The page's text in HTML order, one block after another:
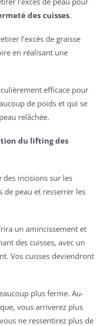
des cuisses.
l’excès de graisse
en réalisant une
efficace pour
de poids et qui se
relâchée.
du lifting des
des incisions sur les
peau et resserrer les
un amincissement et
des cuisses, avec un
Vos cuisses deviendront
plus ferme. Au-
vous arriverez plus
ne ressentirez plus de